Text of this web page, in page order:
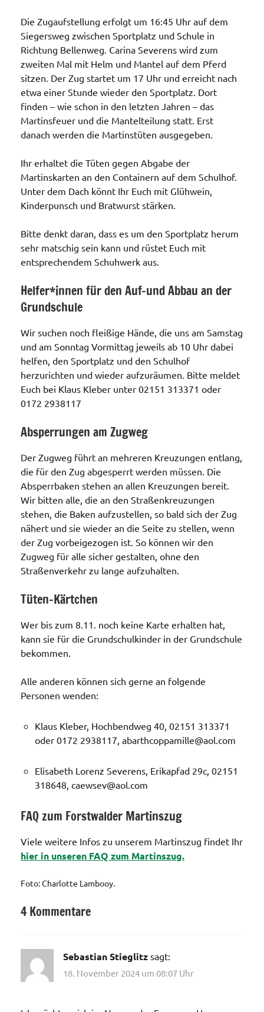
Die Zugaufstellung erfolgt um 16:45 Uhr auf dem
Siegersweg zwischen Sportplatz und Schule in
Richtung Bellenweg. Carina Severens wird zum
zweiten Mal mit Helm und Mantel auf dem Pferd
sitzen. Der Zug startet um 17 Uhr und erreicht nach
etwa einer Stunde wieder den Sportplatz. Dort
finden – wie schon in den letzten Jahren – das
Martinsfeuer und die Mantelteilung statt. Erst
danach werden die Martinstüten ausgegeben.
Ihr erhaltet die Tüten gegen Abgabe der
Martinskarten an den Containern auf dem Schulhof.
Unter dem Dach könnt Ihr Euch mit Glühwein,
Kinderpunsch und Bratwurst stärken.
Bitte denkt daran, dass es um den Sportplatz herum
sehr matschig sein kann und rüstet Euch mit
entsprechendem Schuhwerk aus.
Helfer*innen für den Auf-und Abbau an der
Grundschule
Wir suchen noch fleißige Hände, die uns am Samstag
und am Sonntag Vormittag jeweils ab 10 Uhr dabei
helfen, den Sportplatz und den Schulhof
herzurichten und wieder aufzuräumen. Bitte meldet
Euch bei Klaus Kleber unter 02151 313371 oder
0172 2938117
Absperrungen am Zugweg
Der Zugweg führt an mehreren Kreuzungen entlang,
die für den Zug abgesperrt werden müssen. Die
Absperrbaken stehen an allen Kreuzungen bereit.
Wir bitten alle, die an den Straßenkreuzungen
stehen, die Baken aufzustellen, so bald sich der Zug
nähert und sie wieder an die Seite zu stellen, wenn
der Zug vorbeigezogen ist. So können wir den
Zugweg für alle sicher gestalten, ohne den
Straßenverkehr zu lange aufzuhalten.
Tüten-Kärtchen
Wer bis zum 8.11. noch keine Karte erhalten hat,
kann sie für die Grundschulkinder in der Grundschule
bekommen.
Alle anderen können sich gerne an folgende
Personen wenden:
Klaus Kleber, Hochbendweg 40, 02151 313371
oder 0172 2938117, abarthcoppamille@aol.com
Elisabeth Lorenz Severens, Erikapfad 29c, 02151
318648, caewsev@aol.com
FAQ zum Forstwalder Martinszug
Viele weitere Infos zu unserem Martinszug findet Ihr
hier in unseren FAQ zum Martinszug.
Foto: Charlotte Lambooy.
4 Kommentare
Sebastian Stieglitz sagt:
18. November 2024 um 08:07 Uhr